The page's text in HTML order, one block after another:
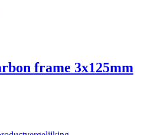
frame 3x125mm